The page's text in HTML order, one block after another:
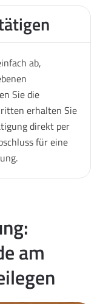
ab,
Sie die
erhalten Sie
direkt per
für eine
am